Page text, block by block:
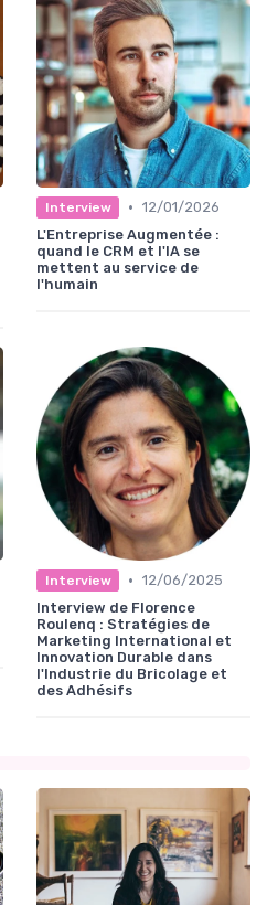
Interview • 12/01/2026
L'Entreprise Augmentée :
quand le CRM et l'IA se
mettent au service de
l'humain
Interview • 12/06/2025
Interview de Florence
Roulenq : Stratégies de
Marketing International et
Innovation Durable dans
l'Industrie du Bricolage et
des Adhésifs